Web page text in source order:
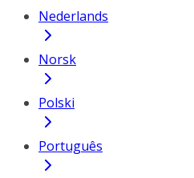
Nederlands
Norsk
Polski
Português